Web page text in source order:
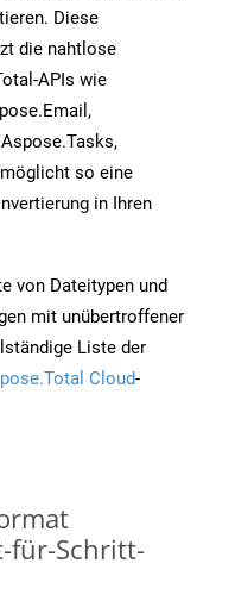
Diese
die nahtlose
APIs wie
so eine
in Ihren
von Dateitypen und
mit unübertroffener
Liste der
Cloud-
für-Schritt-